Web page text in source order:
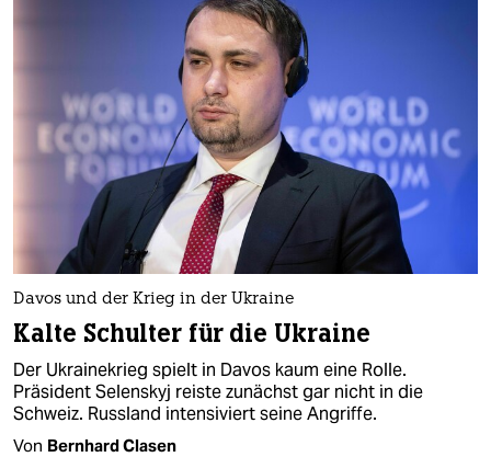
Davos und der Krieg in der Ukraine
Kalte Schulter für die Ukraine
Der Ukrainekrieg spielt in Davos kaum eine Rolle.
Präsident Selenskyj reiste zunächst gar nicht in die
Schweiz. Russland intensiviert seine Angriffe.
Von Bernhard Clasen